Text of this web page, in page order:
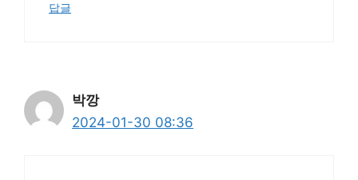
답글
박깡
2024-01-30 08:36